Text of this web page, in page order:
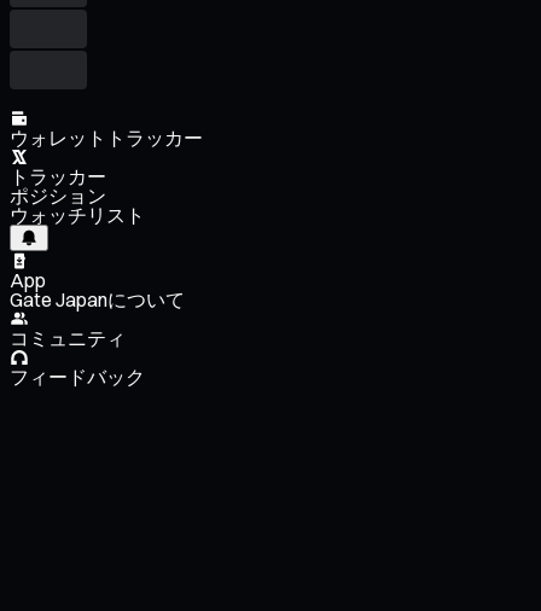
ウォレットトラッカー
トラッカー
ポジション
ウォッチリスト
App
Gate Japanについて
コミュニティ
フィードバック